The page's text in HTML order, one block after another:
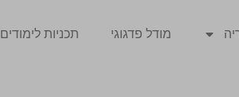
מודל פדגוגי תכניות לימודים